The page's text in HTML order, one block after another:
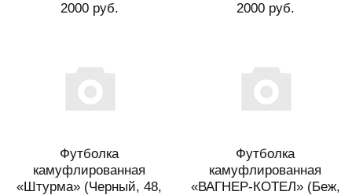
2000 руб.
2000 руб.
Футболка
камуфлированная
«Штурма» (Черный, 48,
Футболка
камуфлированная
«ВАГНЕР-КОТЕЛ» (Беж,